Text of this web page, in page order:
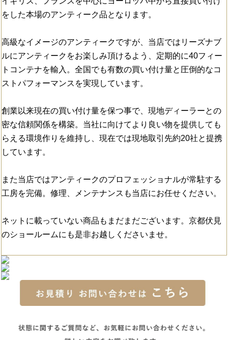
をした本場のアンティーク品となります。
高級なイメージのアンティークですが、当店ではリーズナブ
ルにアンティークをお楽しみ頂けるよう、定期的に40フィー
トコンテナを輸入。全国でも有数の買い付け量と圧倒的なコ
ストパフォーマンスを実現しています。
創業以来現在の買い付け量を保つ事で、現地ディーラーとの
密な信頼関係を構築。当社に向けてより良い物を提供しても
らえる環境作りを維持し、現在では現地取引先約20社と提携
しています。
また当店ではアンティークのプロフェッショナルが常駐する
工房を完備。修理、メンテナンスも当店にお任せください。
ネットに載っていない商品もまだまだございます。京都伏見
のショールームにも是非お越しくださいませ。